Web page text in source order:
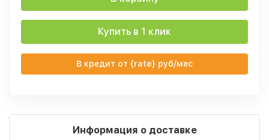
Купить в 1 клик
В кредит от {rate} руб/мес
Информация о доставке